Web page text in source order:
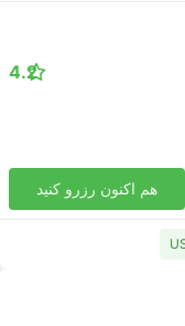
4.2
هم اکنون رزرو کنید